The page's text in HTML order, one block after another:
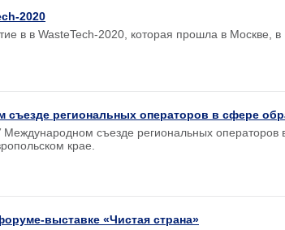
2020
в в WasteTech-2020, которая прошла в Москве, в
съезде региональных операторов в сфере
съезде региональных
крае.
выставке «Чистая страна»